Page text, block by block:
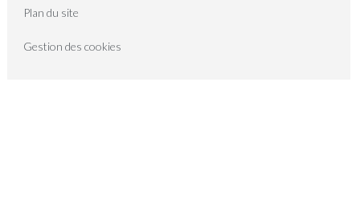
Plan du site
Gestion des cookies